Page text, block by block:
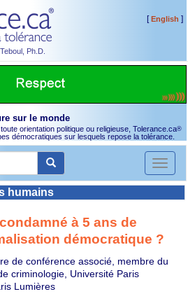
Ph.D.
[English ]
sur le monde
orientation politique ou religieuse, Tolerance.ca®
démocratiques sur lesquels repose la tolérance.
Toggle
humains
à 5 ans de
démocratique ?
de conférence associé, membre du
criminologie, Université Paris
Lumières